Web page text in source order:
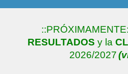
RESULTADOS y la
2026/2027